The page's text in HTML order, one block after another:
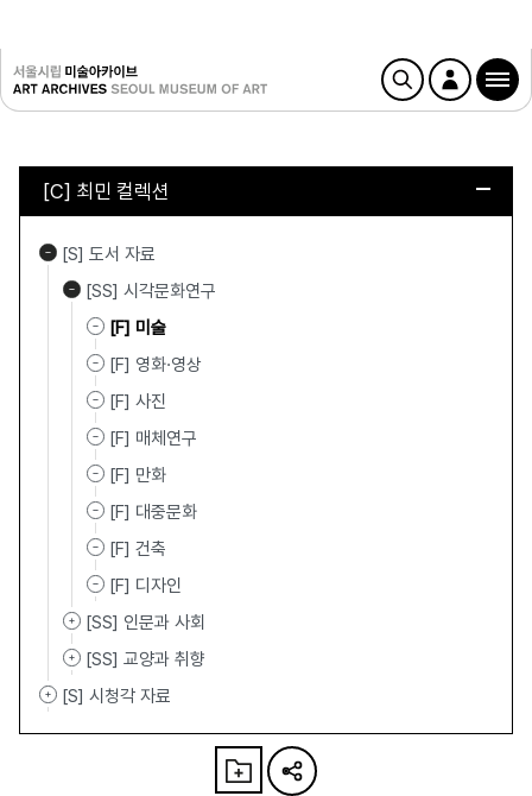
[C] 최민 컬렉션
[S] 도서 자료
[SS] 시각문화연구
[F] 미술
[F] 영화·영상
[F] 사진
[F] 매체연구
[F] 만화
[F] 대중문화
[F] 건축
[F] 디자인
[SS] 인문과 사회
[SS] 교양과 취향
[S] 시청각 자료